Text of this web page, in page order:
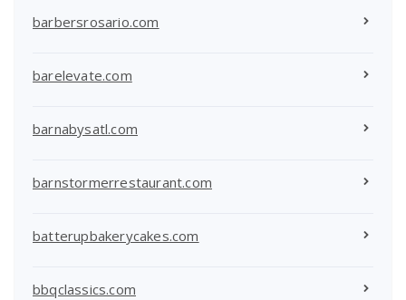
barbersrosario.com
barelevate.com
barnabysatl.com
barnstormerrestaurant.com
batterupbakerycakes.com
bbqclassics.com